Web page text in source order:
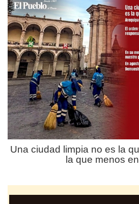
Una ciudad limpia no es la
la que menos